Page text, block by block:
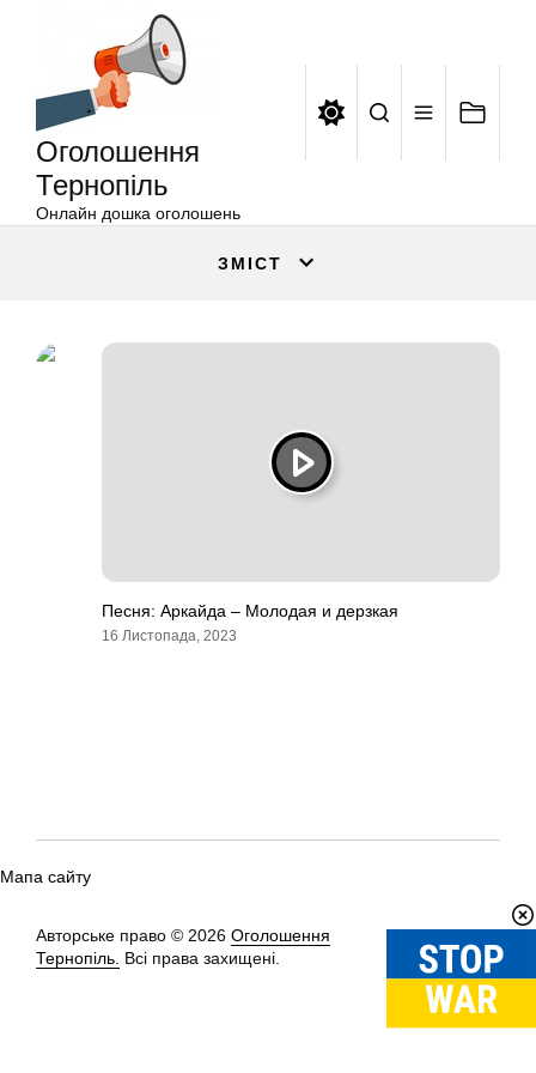
Оголошення
Тернопіль
Онлайн дошка оголошень
ЗМІСТ
Песня: Аркайда – Молодая и дерзкая
16 Листопада, 2023
Мапа сайту
Авторське право © 2026 Оголошення
Тернопіль. Всі права захищені.
Вгору↑